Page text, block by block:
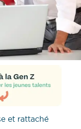
et rattaché